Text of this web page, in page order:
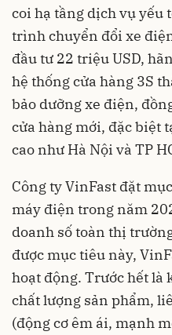
coi hạ tầng dịch vụ yếu
trình chuyển đổi xe
đầu tư 22 triệu USD,
hệ thống cửa hàng 3S
bảo dưỡng xe điện,
cửa hàng mới, đặc biệt
cao như Hà Nội và TP
Công ty VinFast đặt
máy điện trong năm
doanh số toàn thị
được mục tiêu này,
hoạt động. Trước hết là
chất lượng sản phẩm,
(động cơ êm ái, mạnh